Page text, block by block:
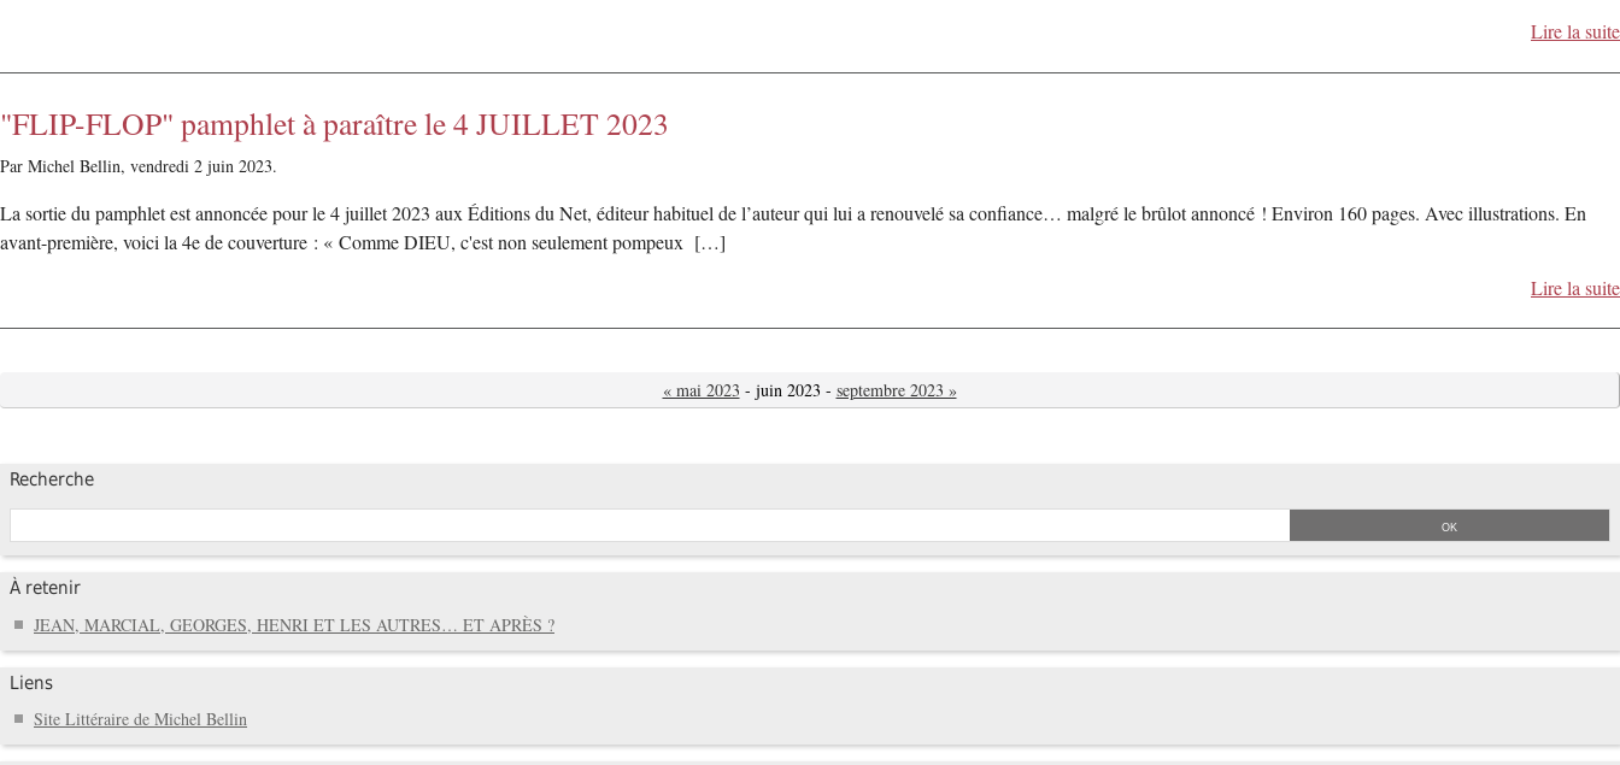
Lire la suite
"FLIP-FLOP" pamphlet à paraître le 4 JUILLET 2023
Par Michel Bellin, vendredi 2 juin 2023.
La sortie du pamphlet est annoncée pour le 4 juillet 2023 aux Éditions du Net, éditeur habituel de l’auteur qui lui a renouvelé sa confiance… malgré le brûlot annoncé ! Environ 160 pages. Avec illustrations. En
avant-première, voici la 4e de couverture : « Comme DIEU, c'est non seulement pompeux […]
Lire la suite
« mai 2023 - juin 2023 - septembre 2023 »
Recherche
À retenir
JEAN, MARCIAL, GEORGES, HENRI ET LES AUTRES… ET APRÈS ?
Liens
Site Littéraire de Michel Bellin